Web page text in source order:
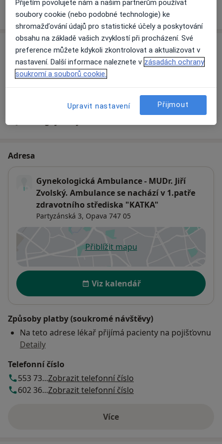
Víceo zkušenostech
Služby a ceník služeb
Komplexní gynekologické vyšetření
Detaily
Adresa
Gynekologická Ambulance - MUDr. Jiří
Zvolský. Ambulance se nachází v 1.patře
zdravotního střediska "KATKA"
Partyzánská 3, Opava 747 05
Přiblížit mapuse otevře v nové záložce
Dostupnost
Viz kalendář
Způsoby platby (soukromé návštěvy)
Na teto adrese lékař přijímá pacienty na pojišťovnu
Detaily
Telefonní číslo
553 73...Zobrazit telefonní číslo
602 36...Zobrazit telefonní číslo
Víceo adrese
Přijetím povolujete nám a našim partnerům používat
soubory cookie (nebo podobné technologie) ke
shromažďování údajů pro statistické účely a poskytování
obsahu na základě vašich zvyklostí při procházení. Své
preference můžete kdykoli zkontrolovat a aktualizovat v
nastavení. Další informace naleznete v zásadách ochrany
soukromí a souborů cookie.
Upravit nastavení Přijmout